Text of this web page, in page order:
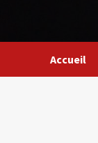
Accueil